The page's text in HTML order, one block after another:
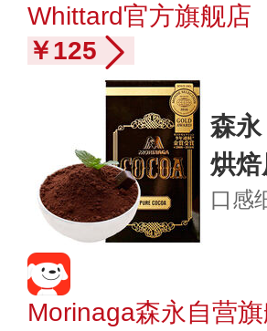
Whittard官方旗舰店
￥125
森
烘
口感
Morinaga森永自营